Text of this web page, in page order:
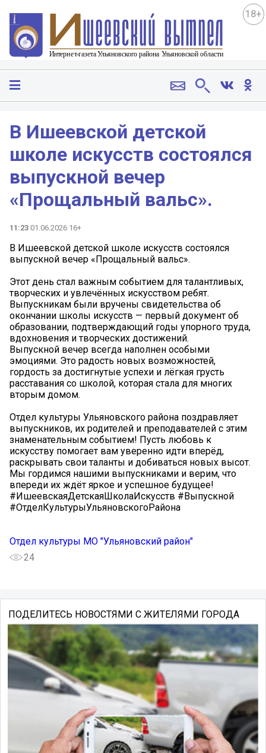
18+
В Ишеевской детской
школе искусств состоялся
выпускной вечер
«Прощальный вальс».
11:23 01.06.2026 16+
В Ишеевской детской школе искусств состоялся
выпускной вечер «Прощальный вальс».
Этот день стал важным событием для талантливых,
творческих и увлечённых искусством ребят.
Выпускникам были вручены свидетельства об
окончании школы искусств — первый документ об
образовании, подтверждающий годы упорного труда,
вдохновения и творческих достижений.
Выпускной вечер всегда наполнен особыми
эмоциями. Это радость новых возможностей,
гордость за достигнутые успехи и лёгкая грусть
расставания со школой, которая стала для многих
вторым домом.
Отдел культуры Ульяновского района поздравляет
выпускников, их родителей и преподавателей с этим
знаменательным событием! Пусть любовь к
искусству помогает вам уверенно идти вперёд,
раскрывать свои таланты и добиваться новых высот.
Мы гордимся нашими выпускниками и верим, что
впереди их ждёт яркое и успешное будущее!
#ИшеевскаяДетскаяШколаИскусств #Выпускной
#ОтделКультурыУльяновскогоРайона
Отдел культуры МО "Ульяновский район"
24
ПОДЕЛИТЕСЬ НОВОСТЯМИ С ЖИТЕЛЯМИ ГОРОДА